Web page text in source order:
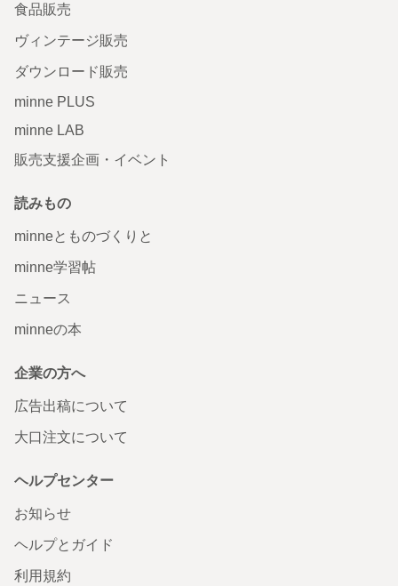
食品販売
ヴィンテージ販売
ダウンロード販売
minne PLUS
minne LAB
販売支援企画・イベント
読みもの
minneとものづくりと
minne学習帖
ニュース
minneの本
企業の方へ
広告出稿について
大口注文について
ヘルプセンター
お知らせ
ヘルプとガイド
利用規約